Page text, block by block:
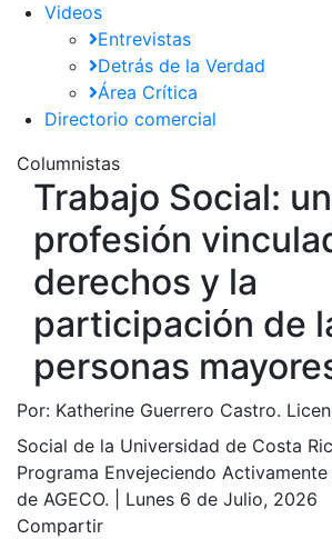
Videos
Entrevistas
Detrás de la Verdad
Área Crítica
Directorio comercial
Columnistas
Trabajo Social:
profesión
derechos y la
participación de
personas
Por: Katherine Guerrero Castro.
Social de la Universidad de Costa
Programa Envejeciendo
de AGECO. | Lunes 6 de Julio, 2026
Compartir